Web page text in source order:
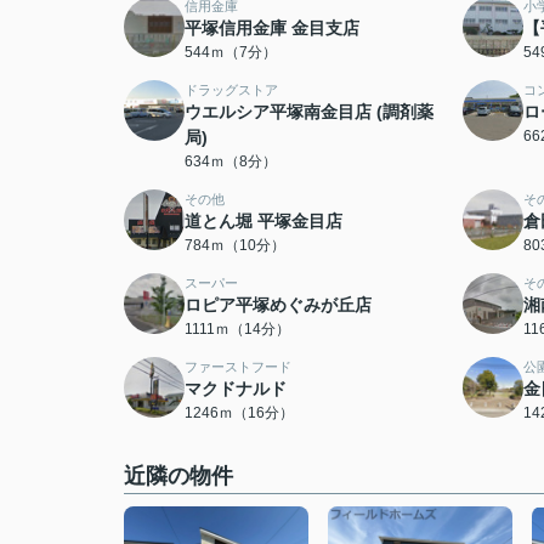
信用金庫
平塚信用金庫 金目支店
544ｍ（7分）
小
ドラッグストア
ウエルシア平塚南金目店 (調剤薬
局)
634ｍ（8分）
コ
その他
道とん堀 平塚金目店
784ｍ（10分）
そ
倉
スーパー
ロピア平塚めぐみが丘店
1111ｍ（14分）
そ
湘
ファーストフード
マクドナルド
1246ｍ（16分）
公
金
近隣の物件